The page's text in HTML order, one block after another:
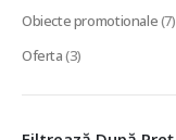
Obiecte promotionale(7)
Oferta(3)